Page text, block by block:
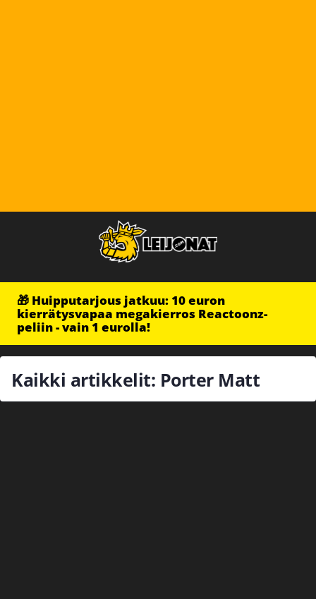
🎁 Huipputarjous jatkuu: 10 euron
kierrätysvapaa megakierros Reactoonz-
peliin - vain 1 eurolla!
Kaikki artikkelit: Porter Matt